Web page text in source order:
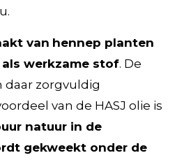
van hennep planten
als werkzame stof. De
zorgvuldig
van de HASJ olie is
natuur in de
gekweekt onder de